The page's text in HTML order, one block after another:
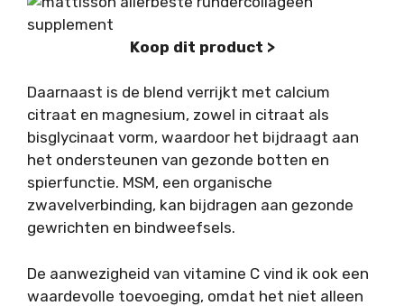
Koop dit product >
Daarnaast is de blend verrijkt met calcium
citraat en magnesium, zowel in citraat als
bisglycinaat vorm, waardoor het bijdraagt aan
het ondersteunen van gezonde botten en
spierfunctie. MSM, een organische
zwavelverbinding, kan bijdragen aan gezonde
gewrichten en bindweefsels.
De aanwezigheid van vitamine C vind ik ook een
waardevolle toevoeging, omdat het niet alleen